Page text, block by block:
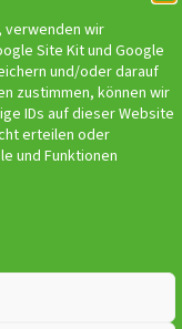
verwenden wir
Site Kit und Google
und/oder darauf
zustimmen, können wir
IDs auf dieser Website
erteilen oder
und Funktionen
von